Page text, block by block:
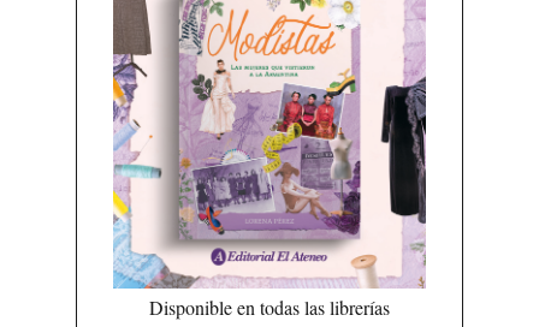
Disponible en todas las librerías